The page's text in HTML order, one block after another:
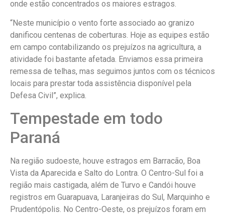
onde estão concentrados os maiores estragos.
“Neste município o vento forte associado ao granizo
danificou centenas de coberturas. Hoje as equipes estão
em campo contabilizando os prejuízos na agricultura, a
atividade foi bastante afetada. Enviamos essa primeira
remessa de telhas, mas seguimos juntos com os técnicos
locais para prestar toda assistência disponível pela
Defesa Civil”, explica.
Tempestade em todo
Paraná
Na região sudoeste, houve estragos em Barracão, Boa
Vista da Aparecida e Salto do Lontra. O Centro-Sul foi a
região mais castigada, além de Turvo e Candói houve
registros em Guarapuava, Laranjeiras do Sul, Marquinho e
Prudentópolis. No Centro-Oeste, os prejuízos foram em